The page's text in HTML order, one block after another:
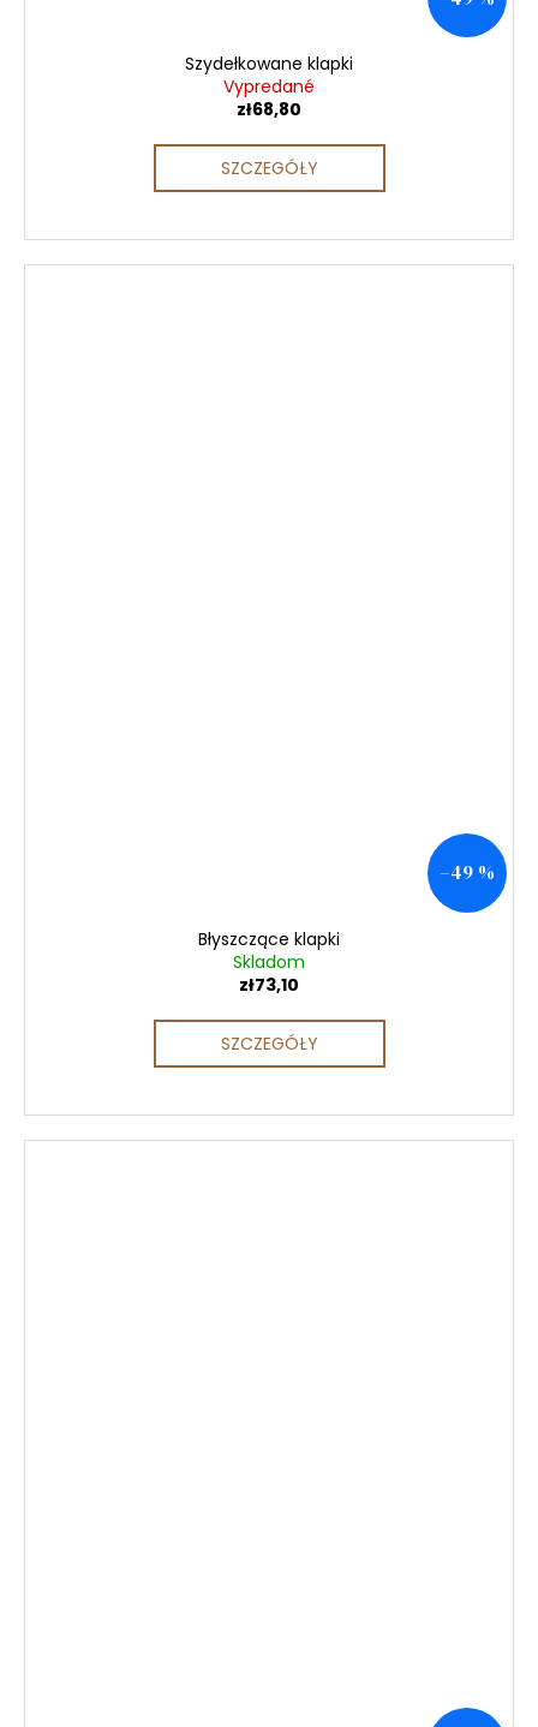
Szydełkowane klapki
Vypredané
zł68,80
SZCZEGÓŁY
–49 %
Błyszczące klapki
Skladom
zł73,10
SZCZEGÓŁY